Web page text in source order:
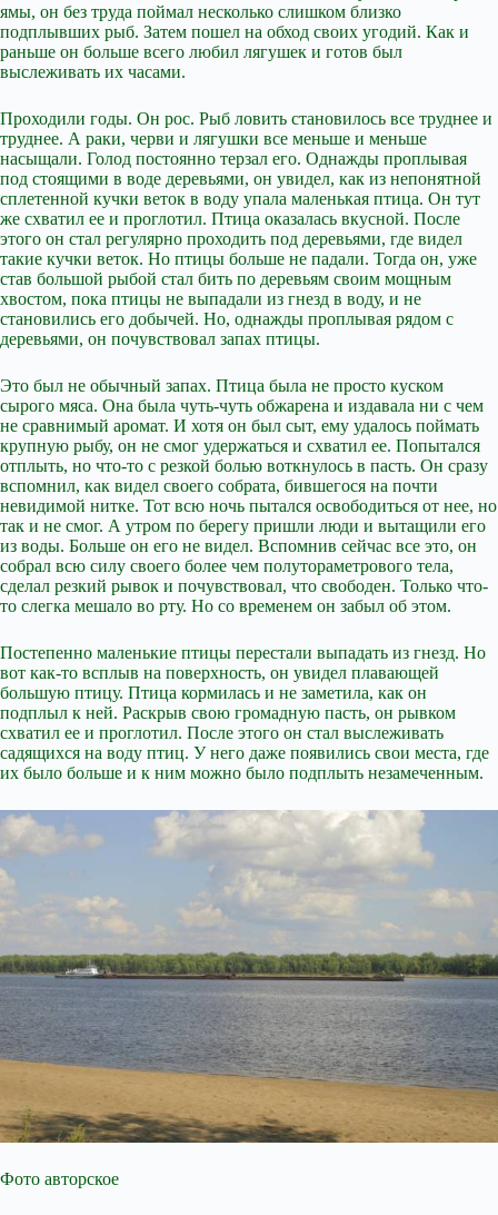
ямы, он без труда поймал несколько слишком близко
подплывших рыб. Затем пошел на обход своих угодий. Как и
раньше он больше всего любил лягушек и готов был
выслеживать их часами.
Проходили годы. Он рос. Рыб ловить становилось все труднее и
труднее. А раки, черви и лягушки все меньше и меньше
насыщали. Голод постоянно терзал его. Однажды проплывая
под стоящими в воде деревьями, он увидел, как из непонятной
сплетенной кучки веток в воду упала маленькая птица. Он тут
же схватил ее и проглотил. Птица оказалась вкусной. После
этого он стал регулярно проходить под деревьями, где видел
такие кучки веток. Но птицы больше не падали. Тогда он, уже
став большой рыбой стал бить по деревьям своим мощным
хвостом, пока птицы не выпадали из гнезд в воду, и не
становились его добычей. Но, однажды проплывая рядом с
деревьями, он почувствовал запах птицы.
Это был не обычный запах. Птица была не просто куском
сырого мяса. Она была чуть-чуть обжарена и издавала ни с чем
не сравнимый аромат. И хотя он был сыт, ему удалось поймать
крупную рыбу, он не смог удержаться и схватил ее. Попытался
отплыть, но что-то с резкой болью воткнулось в пасть. Он сразу
вспомнил, как видел своего собрата, бившегося на почти
невидимой нитке. Тот всю ночь пытался освободиться от нее, но
так и не смог. А утром по берегу пришли люди и вытащили его
из воды. Больше он его не видел. Вспомнив сейчас все это, он
собрал всю силу своего более чем полутораметрового тела,
сделал резкий рывок и почувствовал, что свободен. Только что-
то слегка мешало во рту. Но со временем он забыл об этом.
Постепенно маленькие птицы перестали выпадать из гнезд. Но
вот как-то всплыв на поверхность, он увидел плавающей
большую птицу. Птица кормилась и не заметила, как он
подплыл к ней. Раскрыв свою громадную пасть, он рывком
схватил ее и проглотил. После этого он стал выслеживать
садящихся на воду птиц. У него даже появились свои места, где
их было больше и к ним можно было подплыть незамеченным.
Фото авторское